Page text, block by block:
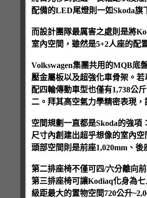
配備的LED尾燈則一如Skoda旗
而設計團隊最厲害之處則是將
室內空間，雖然是5+2人座的配
Volkswagen集團共用的MQB底
壓金屬板以及超強化車骨架。
配四輪傳動車型也僅有1,738公
二。拜其高空氣力學精密表現
空間規劃一直都是Skoda的強項
尺寸內創建出超乎想像的室內空
頭部空間則是前座1,020mm、
第二排座椅不僅可四/六分離向
第三排座椅可讓Kodiaq化身為
級距最大的置物空間720公升